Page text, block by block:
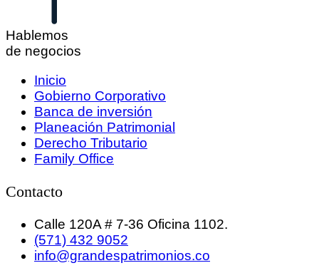
Hablemos
de negocios
Inicio
Gobierno Corporativo
Banca de inversión
Planeación Patrimonial
Derecho Tributario
Family Office
Contacto
Calle 120A # 7-36 Oficina 1102.
(571) 432 9052
info@grandespatrimonios.co